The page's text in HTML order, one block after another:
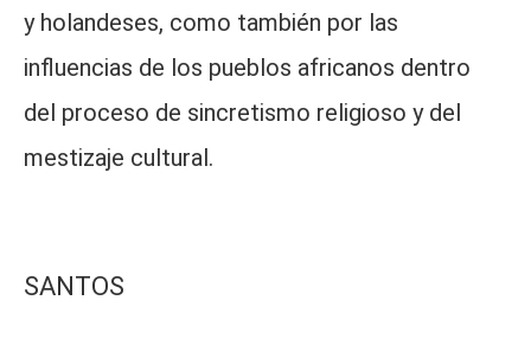
y holandeses, como también por las
influencias de los pueblos africanos dentro
del proceso de sincretismo religioso y del
mestizaje cultural.
SANTOS